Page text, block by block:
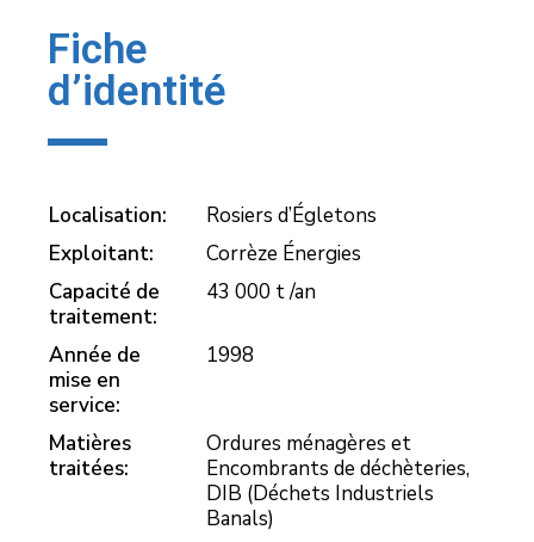
Fiche
d’identité
Localisation:
Rosiers d’Égletons
Exploitant:
Corrèze Énergies
Capacité de
traitement:
43 000 t /an
Année de
mise en
service:
1998
Matières
traitées:
Ordures ménagères et
Encombrants de déchèteries,
DIB (Déchets Industriels
Banals)